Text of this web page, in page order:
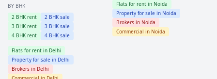
BY BHK
2 BHK rent 2 BHK sale
3 BHK rent 3 BHK sale
4 BHK rent 4 BHK sale
Flats for rent in Delhi
Property for sale in Delhi
Brokers in Delhi
Flats for rent in Noida
Property for sale in Noida
Brokers in Noida
Commercial in Noida